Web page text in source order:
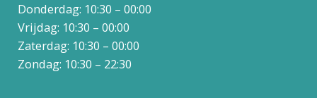
Donderdag: 10:30 – 00:00
Vrijdag: 10:30 – 00:00
Zaterdag: 10:30 – 00:00
Zondag: 10:30 – 22:30